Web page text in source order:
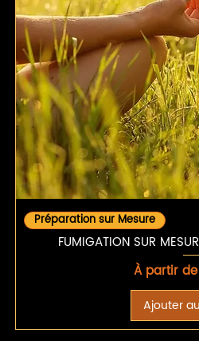
Aperçu
Préparation sur Mesure
FUMIGATION SUR
À partir de
Prix
Ajouter